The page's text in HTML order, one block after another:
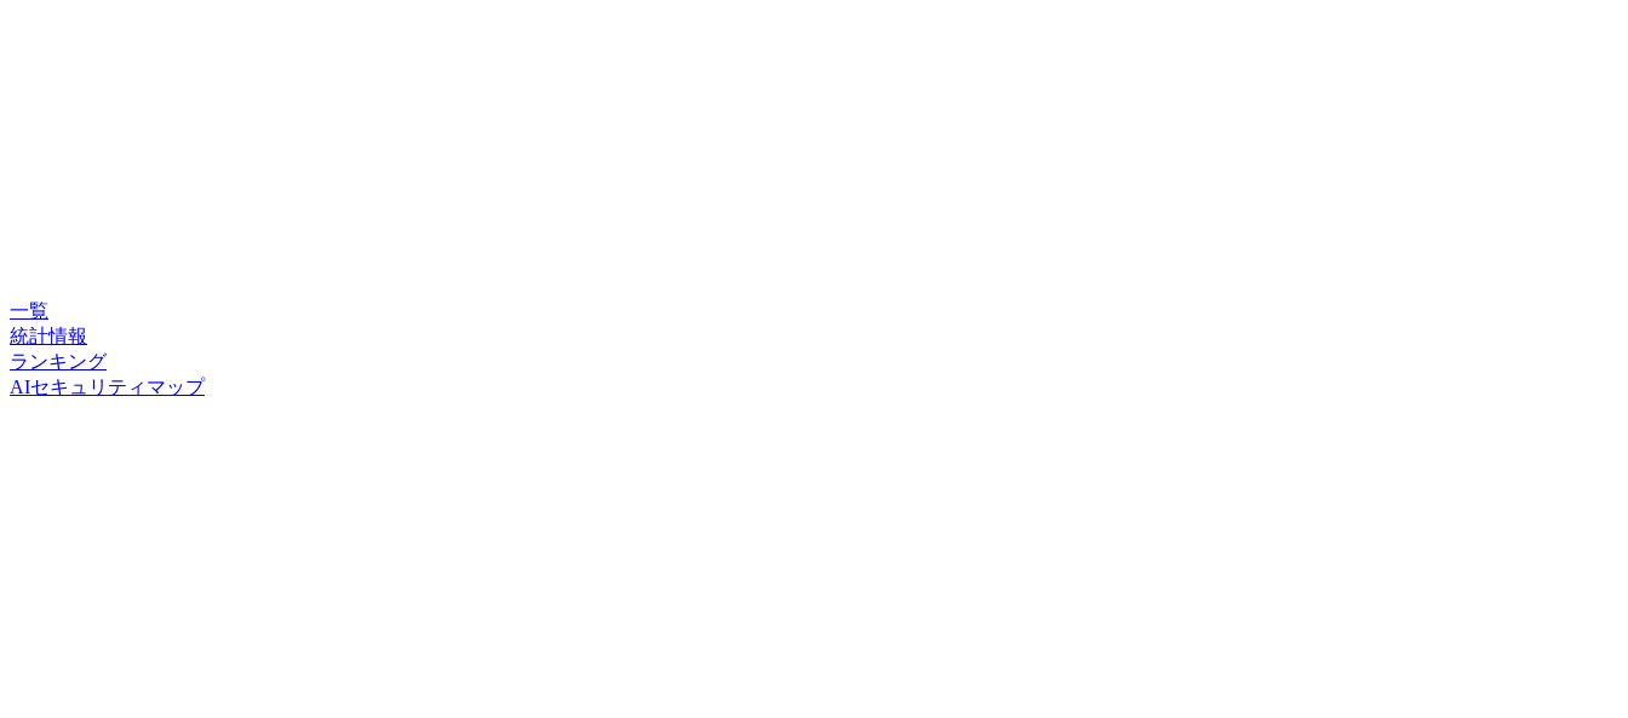
一覧
統計情報
ランキング
AIセキュリティマップ